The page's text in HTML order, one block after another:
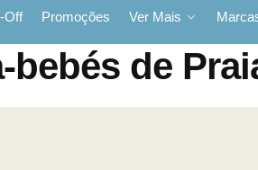
Off Promoções Ver Mais
bebés de